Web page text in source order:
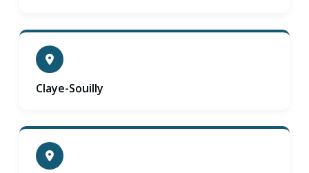
Claye-Souilly